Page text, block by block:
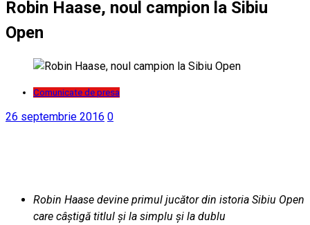
Robin Haase, noul campion la Sibiu
Open
Comunicate de presa
26 septembrie 2016 0
Robin Haase devine primul jucător din istoria Sibiu Open
care câștigă titlul și la simplu și la dublu